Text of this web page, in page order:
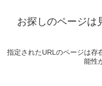
お探しのページは
指定されたURLのページは存
能性